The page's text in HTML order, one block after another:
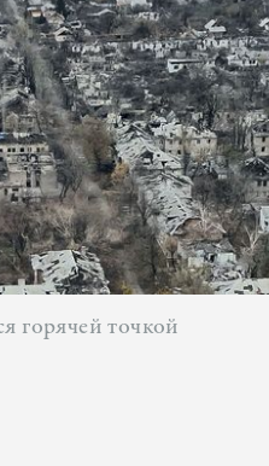
горячей точкой